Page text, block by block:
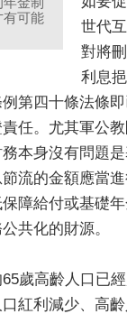
有可能
世代
對將
利息
第四十條法條
任。尤其軍公
本身沒有問題
流的金額應當進
障給付或基礎
共化的財源。
歲高齡人口已
紅利減少、高